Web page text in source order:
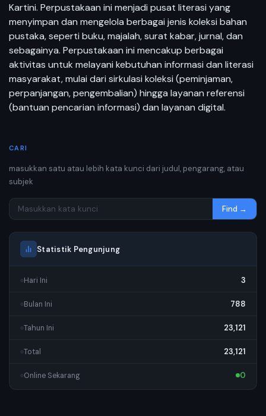
Kartini. Perpustakaan ini menjadi pusat literasi yang
menyimpan dan mengelola berbagai jenis koleksi bahan
pustaka, seperti buku, majalah, surat kabar, jurnal, dan
sebagainya. Perpustakaan ini mencakup berbagai
aktivitas untuk melayani kebutuhan informasi dan literasi
masyarakat, mulai dari sirkulasi koleksi (peminjaman,
perpanjangan, pengembalian) hingga layanan referensi
(bantuan pencarian informasi) dan layanan digital.
CARI
masukkan satu atau lebih kata kunci dari judul, pengarang, atau
subjek
Find →
Statistik Pengunjung
Hari Ini 3
Bulan Ini 788
Tahun Ini 23,121
Total 23,121
Online Sekarang 0